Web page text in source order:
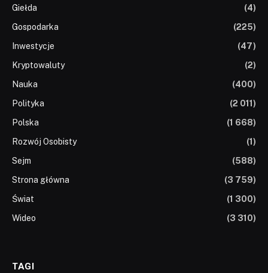
Giełda
(4)
Gospodarka
(225)
Inwestycje
(47)
Kryptowaluty
(2)
Nauka
(400)
Polityka
(2 011)
Polska
(1 668)
Rozwój Osobisty
(1)
Sejm
(588)
Strona główna
(3 759)
Świat
(1 300)
Wideo
(3 310)
TAGI